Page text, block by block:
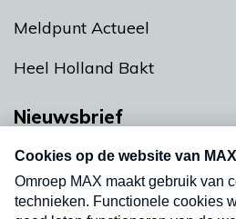
Meldpunt Actueel
Heel Holland Bakt
Nieuwsbrief
Neem hier een gratis
nieuwsbrief. Elke vrijdag-
uw mailbox.